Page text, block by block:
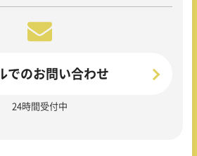
でのお問い合わせ
24時間受付中